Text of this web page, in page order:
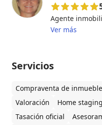
Agente
Ver más
Servicios
Compraventa de
Valoración
Home staging
Tasación oficial